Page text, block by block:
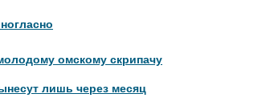
омскому скрипачу
лишь через месяц